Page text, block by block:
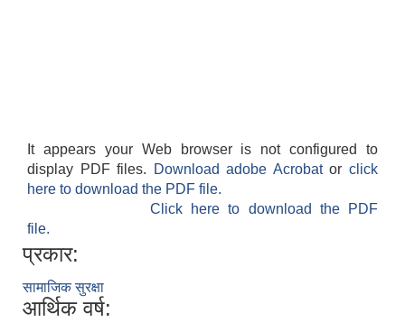
It appears your Web browser is not configured to
display PDF files.
Download adobe Acrobatorclick
here to download the PDF file.
Click here to download the PDF
file.
प्रकार:
सामाजिक सुरक्षा
आर्थिक वर्ष: